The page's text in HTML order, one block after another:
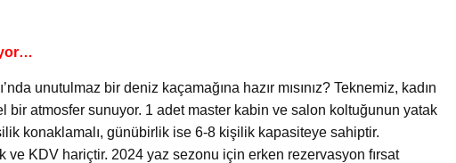
unutulmaz bir deniz kaçamağına hazır mısınız? Teknemiz, kadın
bir atmosfer sunuyor. 1 adet master kabin ve salon koltuğunun yatak
konaklamalı, günübirlik ise 6-8 kişilik kapasiteye sahiptir.
ve KDV hariçtir. 2024 yaz sezonu için erken rezervasyon fırsat